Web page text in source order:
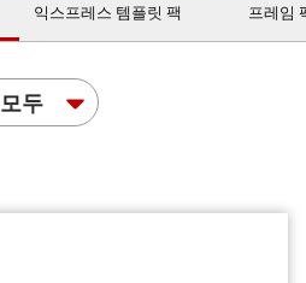
익스프레스 템플릿 팩 프레임
모두